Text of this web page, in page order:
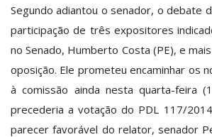
Segundo adiantou o senador, o debate
participação de três expositores
no Senado, Humberto Costa (PE), e
oposição. Ele prometeu encaminhar os
à comissão ainda nesta quarta-feira
precederia a votação do PDL 117/
parecer favorável do relator, senador